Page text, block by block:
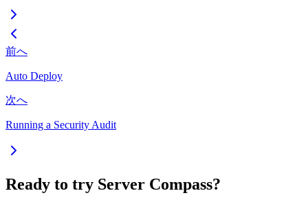
前へ
Auto Deploy
次へ
Running a Security Audit
Ready to try Server Compass?